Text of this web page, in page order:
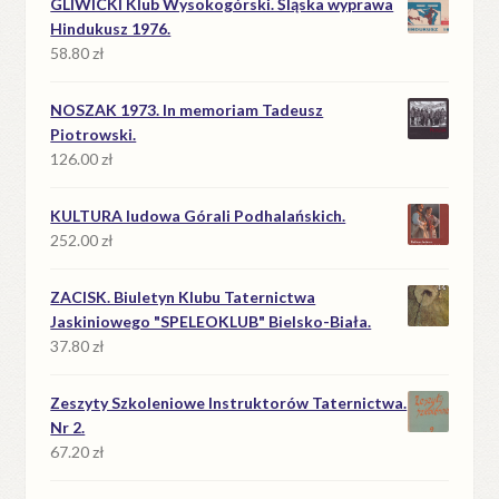
39.90 zł.18.90 zł.
GLIWICKI Klub Wysokogórski. Śląska wyprawa
Hindukusz 1976.
58.80zł
NOSZAK 1973. In memoriam Tadeusz
Piotrowski.
126.00zł
KULTURA ludowa Górali Podhalańskich.
252.00zł
ZACISK. Biuletyn Klubu Taternictwa
Jaskiniowego "SPELEOKLUB" Bielsko-Biała.
37.80zł
Zeszyty Szkoleniowe Instruktorów Taternictwa.
Nr 2.
67.20zł